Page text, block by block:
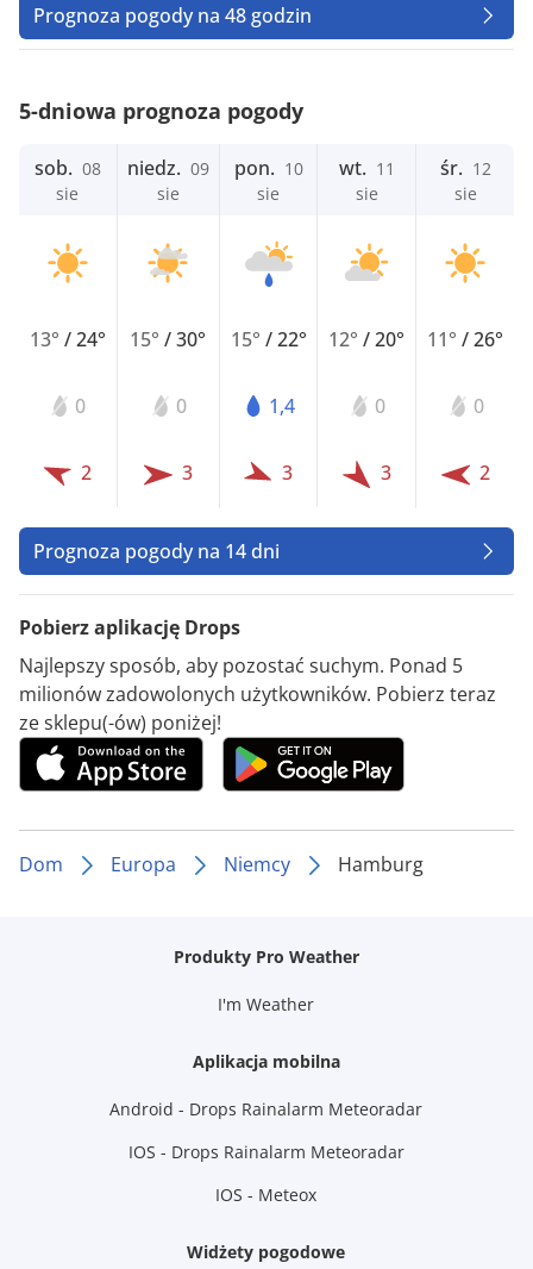
Prognoza pogody na 48 godzin
5-dniowa prognoza pogody
sob. 08
sie
13° /24°
0
2
niedz. 09
sie
15°/30°
0
3
pon. 10
sie
15° /22°
1,4
3
wt. 11
sie
12°/20°
0
3
śr. 12
sie
11°/26°
0
2
Prognoza pogody na 14 dni
Pobierz aplikację Drops
Najlepszy sposób, aby pozostać suchym. Ponad 5
milionów zadowolonych użytkowników. Pobierz teraz
ze sklepu(-ów) poniżej!
Dom Europa Niemcy Hamburg
Produkty Pro Weather
I'm Weather
Aplikacja mobilna
Android - Drops Rainalarm Meteoradar
IOS - Drops Rainalarm Meteoradar
IOS - Meteox
Widżety pogodowe